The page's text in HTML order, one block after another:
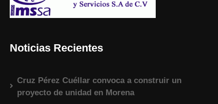
Noticias Recientes
Cruz Pérez Cuéllar convoca a construir un
proyecto de unidad en Morena